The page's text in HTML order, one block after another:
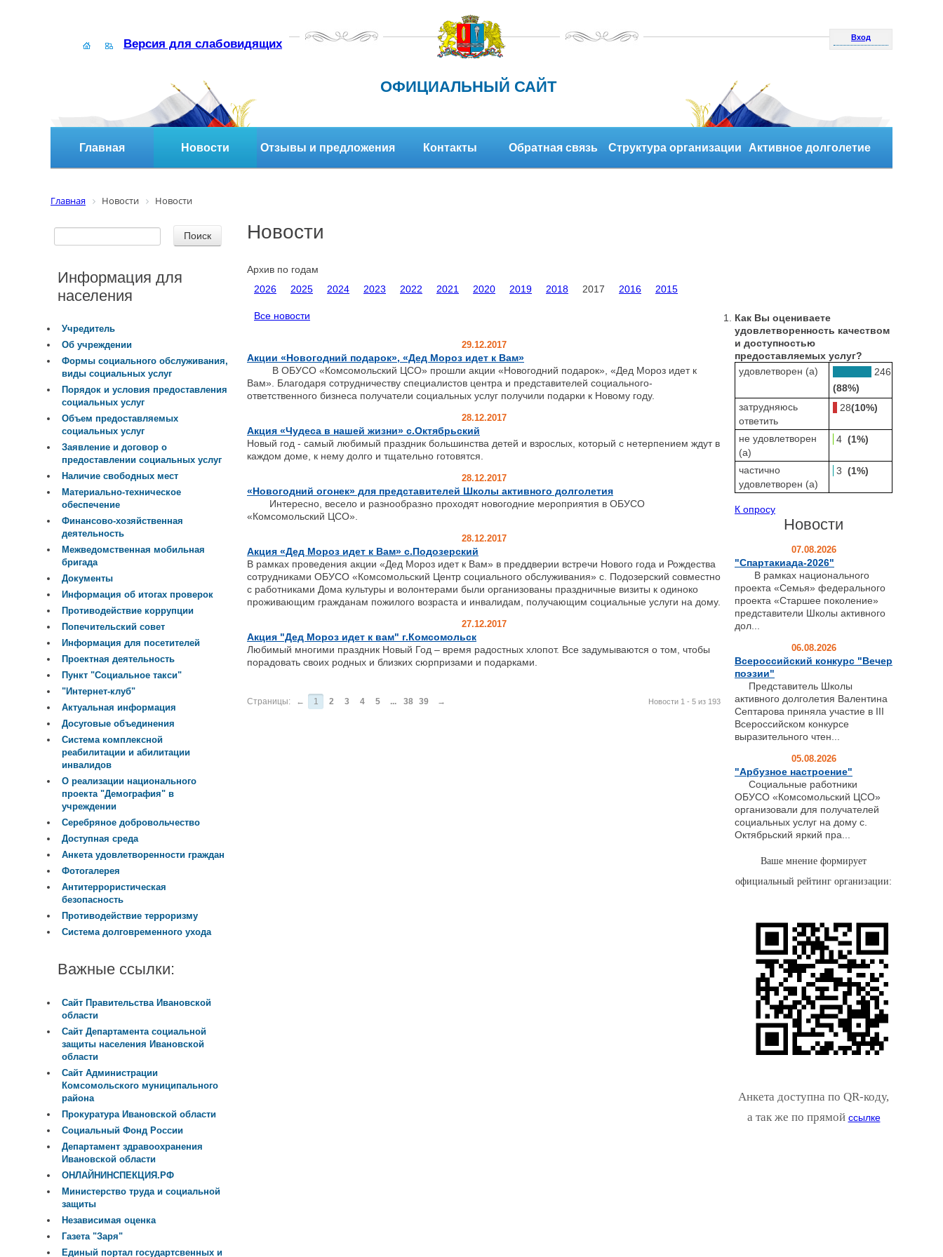
Версия для слабовидящих Вход
ОФИЦИАЛЬНЫЙ САЙТ
Главная Новости Отзывы и предложения Контакты Обратная связь Структура организации Активное долголетие
Главная Новости Новости
Новости
Архив по годам
2026
2025 2024 2023 2022 2021 2020 2019 2018 2017 2016 2015
Все новости
29.12.2017
Акции «Новогодний подарок», «Дед Мороз идет к Вам»
В ОБУСО «Комсомольский ЦСО» прошли акции «Новогодний подарок», «Дед Мороз идет к
Вам». Благодаря сотрудничеству специалистов центра и представителей социального-
ответственного бизнеса получатели социальных услуг получили подарки к Новому году.
28.12.2017
Акция «Чудеса в нашей жизни» с.Октябрьский
Новый год - самый любимый праздник большинства детей и взрослых, который с нетерпением ждут в
каждом доме, к нему долго и тщательно готовятся.
28.12.2017
«Новогодний огонек» для представителей Школы активного долголетия
Интересно, весело и разнообразно проходят новогодние мероприятия в ОБУСО
«Комсомольский ЦСО».
28.12.2017
Акция «Дед Мороз идет к Вам» с.Подозерский
В рамках проведения акции «Дед Мороз идет к Вам» в преддверии встречи Нового года и Рождества
сотрудниками ОБУСО «Комсомольский Центр социального обслуживания» с. Подозерский совместно
с работниками Дома культуры и волонтерами были организованы праздничные визиты к одиноко
проживающим гражданам пожилого возраста и инвалидам, получающим социальные услуги на дому.
27.12.2017
Акция "Дед Мороз идет к вам" г.Комсомольск
Любимый многими праздник Новый Год – время радостных хлопот. Все задумываются о том, чтобы
порадовать своих родных и близких сюрпризами и подарками.
Новости 1 - 5 из 193
Страницы: ← 1 2 3 4 5 ... 38 39 →
Информация для
населения
Учредитель
Об учреждении
Формы социального обслуживания,
виды социальных услуг
Порядок и условия предоставления
социальных услуг
Объем предоставляемых
социальных услуг
Заявление и договор о
предоставлении социальных услуг
Наличие свободных мест
Материально-техническое
обеспечение
Финансово-хозяйственная
деятельность
Межведомственная мобильная
бригада
Документы
Информация об итогах проверок
Противодействие коррупции
Попечительский совет
Информация для посетителей
Проектная деятельность
Пункт "Социальное такси"
"Интернет-клуб"
Актуальная информация
Досуговые объединения
Система комплексной
реабилитации и абилитации
инвалидов
О реализации национального
проекта "Демография" в
учреждении
Серебряное добровольчество
Доступная среда
Анкета удовлетворенности граждан
Фотогалерея
Антитеррористическая
безопасность
Противодействие терроризму
Система долговременного ухода
Важные ссылки:
Сайт Правительства Ивановской
области
Сайт Департамента социальной
защиты населения Ивановской
области
Сайт Администрации
Комсомольского муниципального
района
Прокуратура Ивановской области
Социальный Фонд России
Департамент здравоохранения
Ивановской области
ОНЛАЙНИНСПЕКЦИЯ.РФ
Министерство труда и социальной
защиты
Независимая оценка
Газета "Заря"
Единый портал государтсвенных и
Как Вы оцениваете
удовлетворенность качеством
и доступностью
предоставляемых услуг?
удовлетворен (а)
246
(88%)
затрудняюсь
ответить
28(10%)
не удовлетворен
(а)
4 (1%)
частично
удовлетворен (а)
3 (1%)
К опросу
Новости
07.08.2026
"Спартакиада-2026"
В рамках национального
проекта «Семья» федерального
проекта «Старшее поколение»
представители Школы активного
дол...
06.08.2026
Всероссийский конкурс "Вечер
поэзии"
Представитель Школы
активного долголетия Валентина
Септарова приняла участие в III
Всероссийском конкурсе
выразительного чтен...
05.08.2026
"Арбузное настроение"
Социальные работники
ОБУСО «Комсомольский ЦСО»
организовали для получателей
социальных услуг на дому с.
Октябрьский яркий пра...
Ваше мнение формирует
официальный рейтинг организации:
Анкета доступна по QR-коду,
а так же по прямой ссылке